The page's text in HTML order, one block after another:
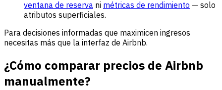
ventana de reserva ni métricas de rendimiento — solo
atributos superficiales.
Para decisiones informadas que maximicen ingresos
necesitas más que la interfaz de Airbnb.
¿Cómo comparar precios de Airbnb
manualmente?